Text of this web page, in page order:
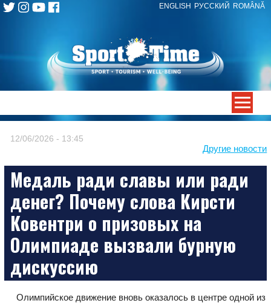
ENGLISH РУССКИЙ ROMÂNĂ
Skip
Другие новости
12/06/2026 - 13:45
Медаль ради славы или ради
денег? Почему слова Кирсти
Ковентри о призовых на
Олимпиаде вызвали бурную
дискуссию
Олимпийское движение вновь оказалось в центре одной из